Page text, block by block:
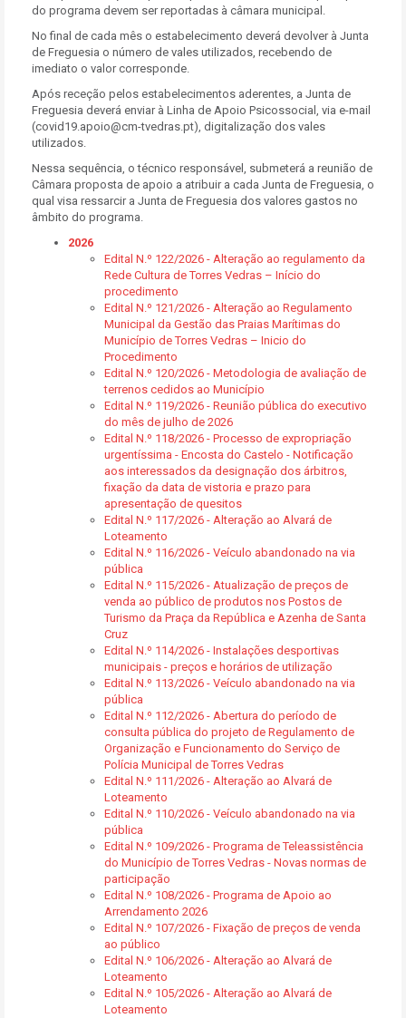
do programa devem ser reportadas à câmara municipal.
No final de cada mês o estabelecimento deverá devolver à Junta
de Freguesia o número de vales utilizados, recebendo de
imediato o valor corresponde.
Após receção pelos estabelecimentos aderentes, a Junta de
Freguesia deverá enviar à Linha de Apoio Psicossocial, via e-mail
(covid19.apoio@cm-tvedras.pt), digitalização dos vales
utilizados.
Nessa sequência, o técnico responsável, submeterá a reunião de
Câmara proposta de apoio a atribuir a cada Junta de Freguesia, o
qual visa ressarcir a Junta de Freguesia dos valores gastos no
âmbito do programa.
2026
Edital N.º 122/2026 - Alteração ao regulamento da
Rede Cultura de Torres Vedras – Início do
procedimento
Edital N.º 121/2026 - Alteração ao Regulamento
Municipal da Gestão das Praias Marítimas do
Município de Torres Vedras – Inicio do
Procedimento
Edital N.º 120/2026 - Metodologia de avaliação de
terrenos cedidos ao Município
Edital N.º 119/2026 - Reunião pública do executivo
do mês de julho de 2026
Edital N.º 118/2026 - Processo de expropriação
urgentíssima - Encosta do Castelo - Notificação
aos interessados da designação dos árbitros,
fixação da data de vistoria e prazo para
apresentação de quesitos
Edital N.º 117/2026 - Alteração ao Alvará de
Loteamento
Edital N.º 116/2026 - Veículo abandonado na via
pública
Edital N.º 115/2026 - Atualização de preços de
venda ao público de produtos nos Postos de
Turismo da Praça da República e Azenha de Santa
Cruz
Edital N.º 114/2026 - Instalações desportivas
municipais - preços e horários de utilização
Edital N.º 113/2026 - Veículo abandonado na via
pública
Edital N.º 112/2026 - Abertura do período de
consulta pública do projeto de Regulamento de
Organização e Funcionamento do Serviço de
Polícia Municipal de Torres Vedras
Edital N.º 111/2026 - Alteração ao Alvará de
Loteamento
Edital N.º 110/2026 - Veículo abandonado na via
pública
Edital N.º 109/2026 - Programa de Teleassistência
do Município de Torres Vedras - Novas normas de
participação
Edital N.º 108/2026 - Programa de Apoio ao
Arrendamento 2026
Edital N.º 107/2026 - Fixação de preços de venda
ao público
Edital N.º 106/2026 - Alteração ao Alvará de
Loteamento
Edital N.º 105/2026 - Alteração ao Alvará de
Loteamento